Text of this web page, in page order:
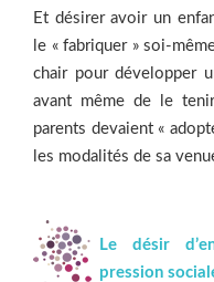
Et désirer avoir un
le « fabriquer » soi-
chair pour développer
avant même de le
parents devaient «
les modalités de sa
Le désir
pression